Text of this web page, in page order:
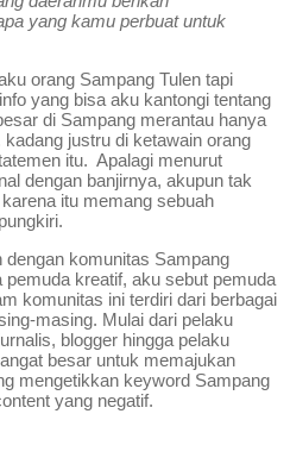
yang kamu perbuat untuk
orang Sampang Tulen tapi
yang bisa aku kantongi tentang
di Sampang merantau hanya
justru di ketawain orang
itu. Apalagi menurut
dengan banjirnya, akupun tak
itu memang sebuah
komunitas Sampang
kreatif, aku sebut pemuda
komunitas ini terdiri dari berbagai
masing. Mulai dari pelaku
blogger hingga pelaku
besar untuk memajukan
mengetikkan keyword Sampang
yang negatif.